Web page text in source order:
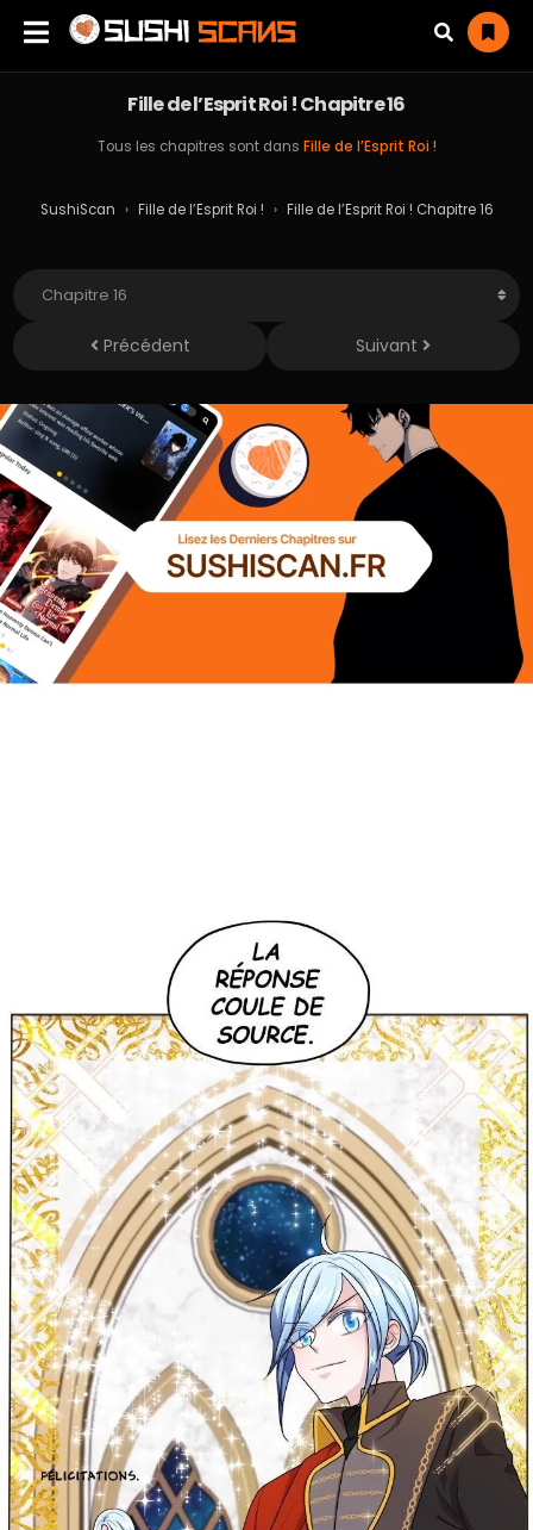
Fille de l’Esprit Roi ! Chapitre 16
Tous les chapitres sont dans Fille de l’Esprit Roi !
SushiScan › Fille de l’Esprit Roi ! › Fille de l’Esprit Roi ! Chapitre 16
Précédent Suivant